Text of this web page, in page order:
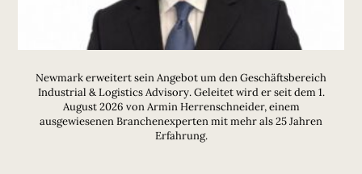
Newmark erweitert sein Angebot um den Geschäftsbereich
Industrial & Logistics Advisory. Geleitet wird er seit dem 1.
August 2026 von Armin Herrenschneider, einem
ausgewiesenen Branchenexperten mit mehr als 25 Jahren
Erfahrung.